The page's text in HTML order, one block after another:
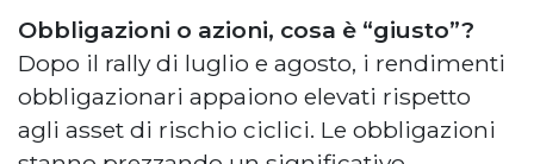
Obbligazioni o azioni, cosa è “giusto”?
Dopo il rally di luglio e agosto, i rendimenti
obbligazionari appaiono elevati rispetto
agli asset di rischio ciclici. Le obbligazioni